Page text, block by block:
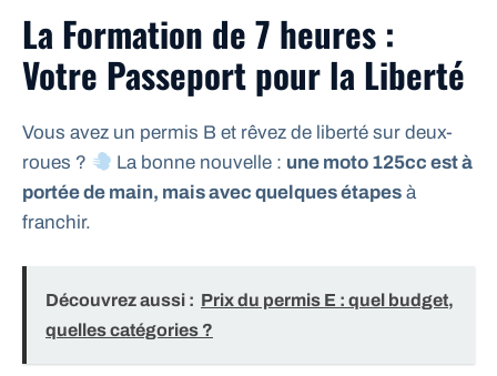
La Formation de 7 heures :
Votre Passeport pour la Liberté
Vous avez un permis B et rêvez de liberté sur deux-
roues ?
La bonne nouvelle : une moto 125cc est à
portée de main, mais avec quelques étapes à
franchir.
Découvrez aussi : Prix du permis E : quel budget,
quelles catégories ?